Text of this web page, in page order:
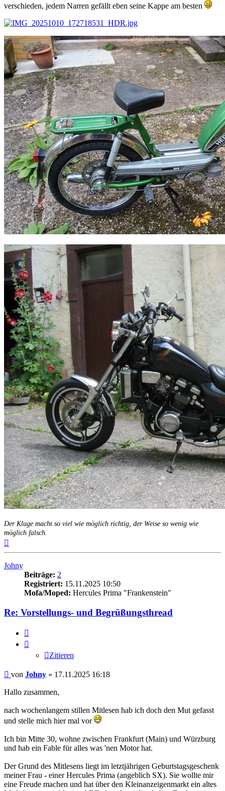
verschieden, jedem Narren gefällt eben seine Kappe am besten
Der Kluge macht so viel wie möglich richtig, der Weise so wenig wie
möglich falsch.
Johny
Beiträge: 2
Registriert: 15.11.2025 10:50
Mofa/Moped: Hercules Prima "Frankenstein"
Re: Vorstellungs- und Begrüßungsthread
Zitieren
Beitrag
von Johny » 17.11.2025 16:18
Hallo zusammen,
nach wochenlangem stillen Mitlesen hab ich doch den Mut gefasst
und stelle mich hier mal vor
Ich bin Mitte 30, wohne zwischen Frankfurt (Main) und Würzburg
und hab ein Fable für alles was 'nen Motor hat.
Der Grund des Mitlesens liegt im letztjährigen Geburtstagsgeschenk
meiner Frau - einer Hercules Prima (angeblich SX). Sie wollte mir
eine Freude machen und hat über den Kleinanzeigenmarkt ein altes